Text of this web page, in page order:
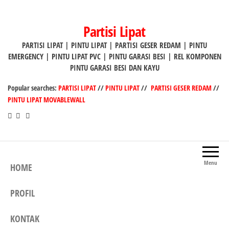
Partisi Lipat
PARTISI LIPAT | PINTU LIPAT | PARTISI GESER REDAM | PINTU
EMERGENCY | PINTU LIPAT PVC | PINTU GARASI BESI | REL KOMPONEN
PINTU GARASI BESI DAN KAYU
Popular searches: PARTISI LIPAT//PINTU LIPAT// PARTISI GESER REDAM//
PINTU LIPAT MOVABLEWALL
Menu
HOME
PROFIL
KONTAK